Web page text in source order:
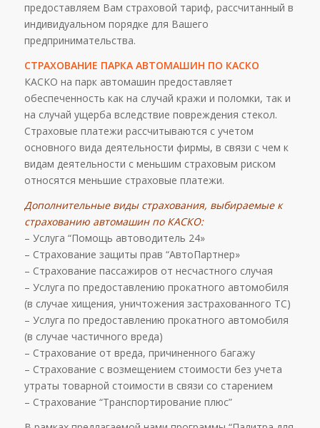
предоставляем Вам страховой тариф, рассчитанный в
индивидуальном порядке для Вашего
предпринимательства.
СТРАХОВАНИЕ ПАРКА АВТОМАШИН ПО КАСКО
КАСКО на парк автомашин предоставляет
обеспеченность как на случай кражи и поломки, так и
на случай ущерба вследствие повреждения стекол.
Страховые платежи рассчитываются с учетом
основного вида деятельности фирмы, в связи с чем к
видам деятельности с меньшим страховым риском
относятся меньшие страховые платежи.
Дополнительные виды страхования, выбираемые к
страхованию автомашин по КАСКО:
– Услуга “Помощь автоводитель 24»
– Страхование защиты прав “АвтоПартнер»
– Страхование пассажиров от несчастного случая
– Услуга по предоставлению прокатного автомобиля
(в случае хищения, уничтожения застрахованного ТС)
– Услуга по предоставлению прокатного автомобиля
(в случае частичного вреда)
– Страхование от вреда, причиненного багажу
– Страхование с возмещением стоимости без учета
утраты товарной стоимости в связи со старением
– Страхование “Транспортирование плюс”